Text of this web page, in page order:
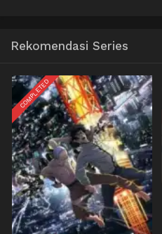
Rekomendasi Series
COMPLETED